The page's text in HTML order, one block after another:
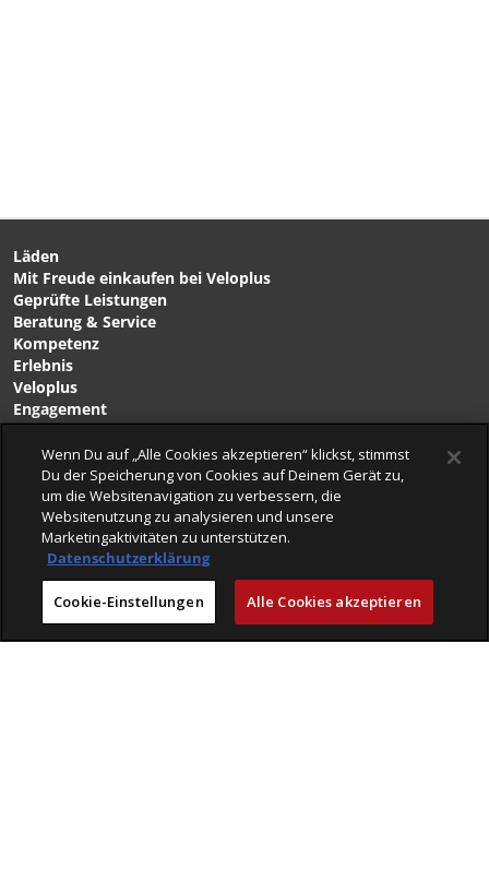
Läden
Mit Freude einkaufen bei Veloplus
Geprüfte Leistungen
Beratung & Service
Kompetenz
Erlebnis
Veloplus
Engagement
Karriere
VELOPLUS-BLOG
VELOCLICK
VELOFINDER
Retouren & Versandbedingungen
Impressum
Wenn Du auf „Alle Cookies akzeptieren“ klickst, stimmst
Du der Speicherung von Cookies auf Deinem Gerät zu,
um die Websitenavigation zu verbessern, die
Websitenutzung zu analysieren und unsere
Marketingaktivitäten zu unterstützen.
Datenschutzerklärung
Cookie-Einstellungen Alle Cookies akzeptieren